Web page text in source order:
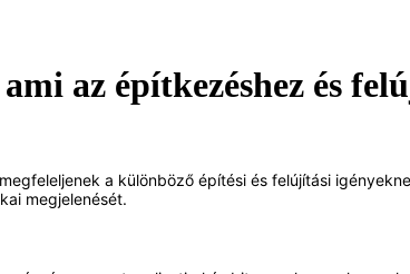
az építkezéshez és
a különböző építési és felújítási
megjelenését.